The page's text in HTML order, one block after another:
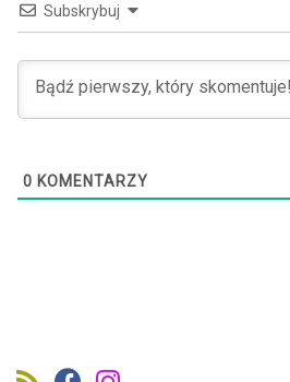
Subskrybuj
0 KOMENTARZY